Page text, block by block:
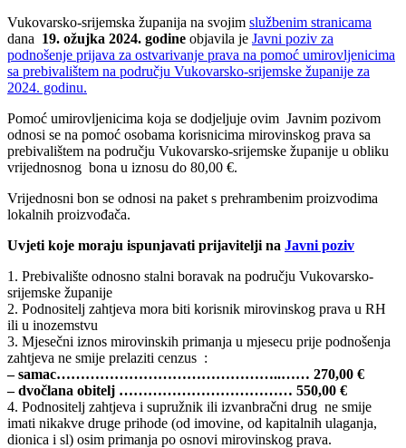
Vukovarsko-srijemska županija na svojim službenim stranicama
dana 19. ožujka 2024. godine objavila je Javni poziv za
podnošenje prijava za ostvarivanje prava na pomoć umirovljenicima
sa prebivalištem na području Vukovarsko-srijemske županije za
2024. godinu.
Pomoć umirovljenicima koja se dodjeljuje ovim Javnim pozivom
odnosi se na pomoć osobama korisnicima mirovinskog prava sa
prebivalištem na području Vukovarsko-srijemske županije u obliku
vrijednosnog bona u iznosu do 80,00 €.
Vrijednosni bon se odnosi na paket s prehrambenim proizvodima
lokalnih proizvođača.
Uvjeti koje moraju ispunjavati prijavitelji na Javni poziv
1. Prebivalište odnosno stalni boravak na području Vukovarsko-
srijemske županije
2. Podnositelj zahtjeva mora biti korisnik mirovinskog prava u RH
ili u inozemstvu
3. Mjesečni iznos mirovinskih primanja u mjesecu prije podnošenja
zahtjeva ne smije prelaziti cenzus :
– samac………………………………………..…… 270,00 €
– dvočlana obitelj ……………………………… 550,00 €
4. Podnositelj zahtjeva i supružnik ili izvanbračni drug ne smije
imati nikakve druge prihode (od imovine, od kapitalnih ulaganja,
dionica i sl) osim primanja po osnovi mirovinskog prava.